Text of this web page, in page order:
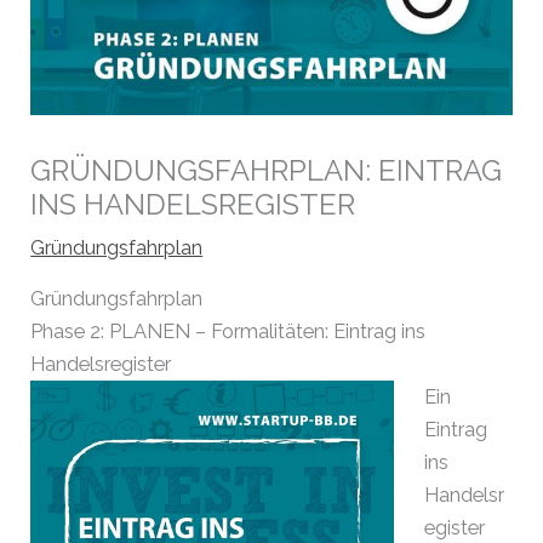
GRÜNDUNGSFAHRPLAN: EINTRAG
INS HANDELSREGISTER
Gründungsfahrplan
Gründungsfahrplan
Phase 2: PLANEN – Formalitäten: Eintrag ins
Handelsregister
Ein
Eintrag
ins
Handelsr
egister